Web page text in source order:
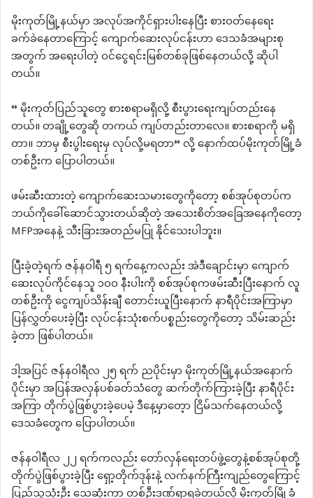
မိုးကုတ်မြို့နယ်မှာ အလုပ်အကိုင်ရှားပါးနေပြီး စားဝတ်နေရေး
ခက်ခဲနေတာကြောင့် ကျောက်ဆေးလုပ်ငန်းဟာ ဒေသခံအများစု
အတွက် အရေးပါတဲ့ ဝင်ငွေရင်းမြစ်တစ်ခုဖြစ်နေတယ်လို့ ဆိုပါ
တယ်။
“ မိုးကုတ်ပြည်သူတွေ စားစရာမရှိလို့ စီးပွားရေးကျပ်တည်းနေ
တယ်။ တချို့တွေဆို တကယ် ကျပ်တည်းတာလေ။ စားစရာကို မရှိ
တာ။ ဘာမှ စီးပွါးရေးမှ လုပ်လို့မရတာ“ လို့ နောက်ထပ်မိုးကုတ်မြို့ခံ
တစ်ဦးက ပြောပါတယ်။
ဖမ်းဆီးထားတဲ့ ကျောက်ဆေးသမားတွေကိုတော့ စစ်အုပ်စုတပ်က
ဘယ်ကိုခေါ်ဆောင်သွားတယ်ဆိုတဲ့ အသေးစိတ်အခြေအနေကိုတော့
MFPအနေနဲ့ သီးခြားအတည်မပြု နိုင်သေးပါဘူး။
ပြီးခဲ့တဲ့ရက် ဇန်နဝါရီ ၅ ရက်နေ့ကလည်း အဲဒီချောင်းမှာ ကျောက်
ဆေးလုပ်ကိုင်နေသူ ၁၀၀ နီးပါးကို စစ်အုပ်စုကဖမ်းဆီးပြီးနောက် လူ
တစ်ဦးကို ငွေကျပ်သိန်းချီ တောင်းယူပြီးနောက် နာရီပိုင်းအကြာမှာ
ပြန်လွှတ်ပေးခဲ့ပြီး လုပ်ငန်းသုံးစက်ပစ္စည်းတွေကိုတော့ သိမ်းဆည်း
ခဲ့တာ ဖြစ်ပါတယ်။
ဒါ့အပြင် ဇန်နဝါရီလ ၂၅ ရက် ညပိုင်းမှာ မိုးကုတ်မြို့နယ်အနောက်
ပိုင်းမှာ အပြန်အလှန်ပစ်ခတ်သံတွေ ဆက်တိုက်ကြားခဲ့ပြီး နာရီပိုင်း
အကြာ တိုက်ပွဲဖြစ်ပွားခဲ့ပေမဲ့ ဒီနေ့မှာတေ့ာ ငြိမ်သက်နေတယ်လို့
ဒေသခံတွေက ပြောပါတယ်။
ဇန်နဝါရီလ ၂၂ ရက်ကလည်း တော်လှန်ရေးတပ်ဖွဲ့တွေနဲ့စစ်အုပ်စုတို့
တိုက်ပွဲဖြစ်ပွားခဲ့ပြီး ရှော့တိုက်ဒုန်းနဲ့ လက်နက်ကြီးကျည်တွေကြောင့်